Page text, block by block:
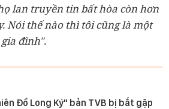
lan truyền tin bất hòa còn hơn
Nói thế nào thì tôi cũng là một
đình".
Đồ Long Ký" bản TVB bị bắt gặp